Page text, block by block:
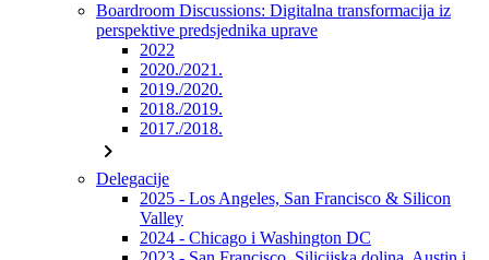
Boardroom Discussions: Digitalna transformacija iz
perspektive predsjednika uprave
2022
2020./2021.
2019./2020.
2018./2019.
2017./2018.
chevron_right
Delegacije
2025 - Los Angeles, San Francisco & Silicon
Valley
2024 - Chicago i Washington DC